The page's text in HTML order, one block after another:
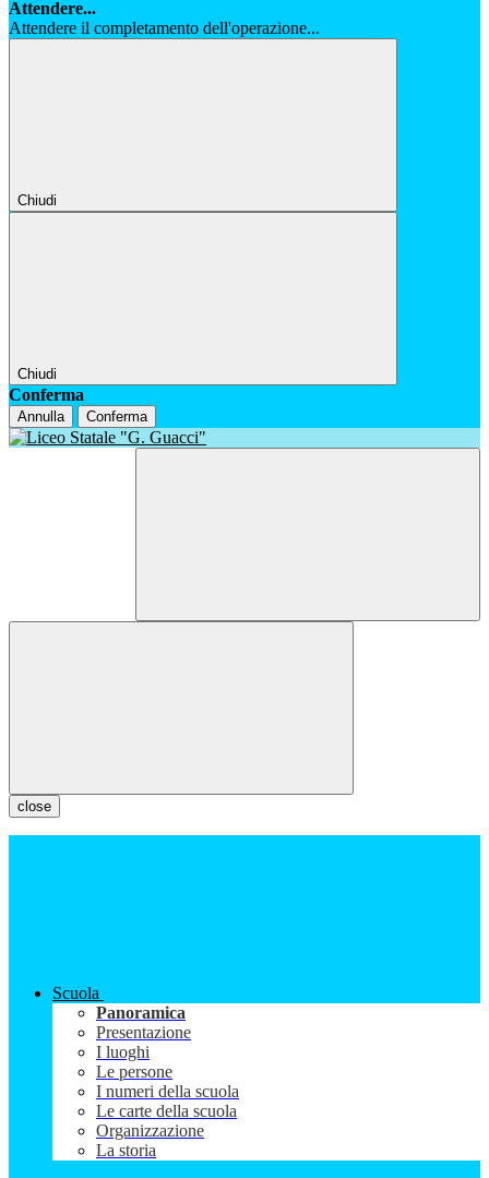
Attendere...
Attendere il completamento dell'operazione...
Chiudi
Chiudi
Conferma
Annulla Conferma
close
Scuola
Panoramica
Presentazione
I luoghi
Le persone
I numeri della scuola
Le carte della scuola
Organizzazione
La storia